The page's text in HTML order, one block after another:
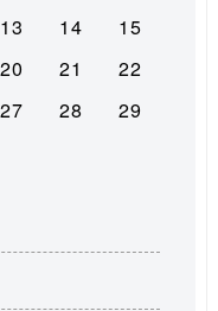
13 14
15
20 21
22
27 28
29